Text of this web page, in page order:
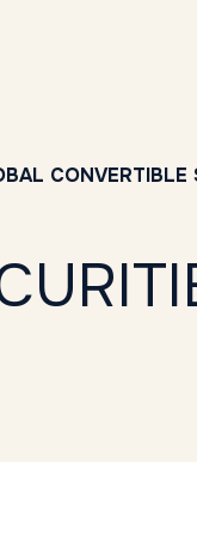
CONVERTIBLE